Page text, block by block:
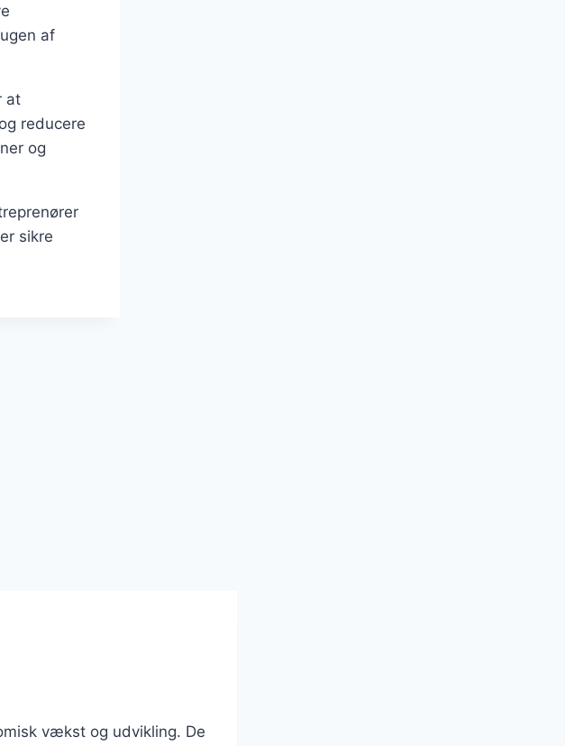
af
at
reducere
og
sikre
vækst og udvikling. De